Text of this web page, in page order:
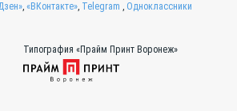
, «ВКонтакте», Telegram , Одноклассники
Типография «Прайм Принт Воронеж»